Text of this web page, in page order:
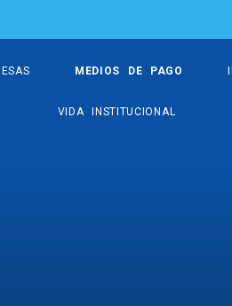
MEDIOS DE PAGO
VIDA INSTITUCIONAL